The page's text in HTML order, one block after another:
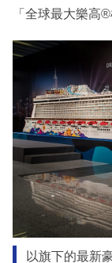
「全球最大樂高®
以旗下的最新